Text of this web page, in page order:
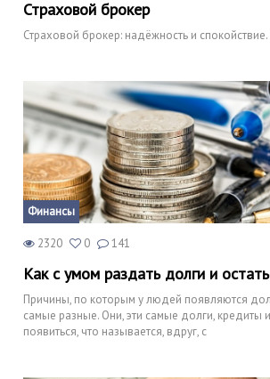
Страховой брокер
Страховой брокер: надёжность и спокойствие.
Финансы
2320 0 141
Как с умом раздать долги и
Причины, по которым у людей появляются
самые разные. Они, эти самые долги, кредиты
появиться, что называется, вдруг, с